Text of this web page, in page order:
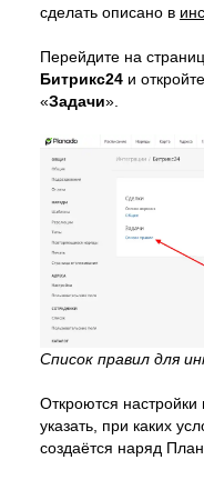
сделать описано в
Перейдите на
Битрикс24 и
«Задачи».
Список правил для
Откроются
указать, при каких
создаётся наряд